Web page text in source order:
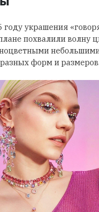
украшения
похвалили волну
форм и